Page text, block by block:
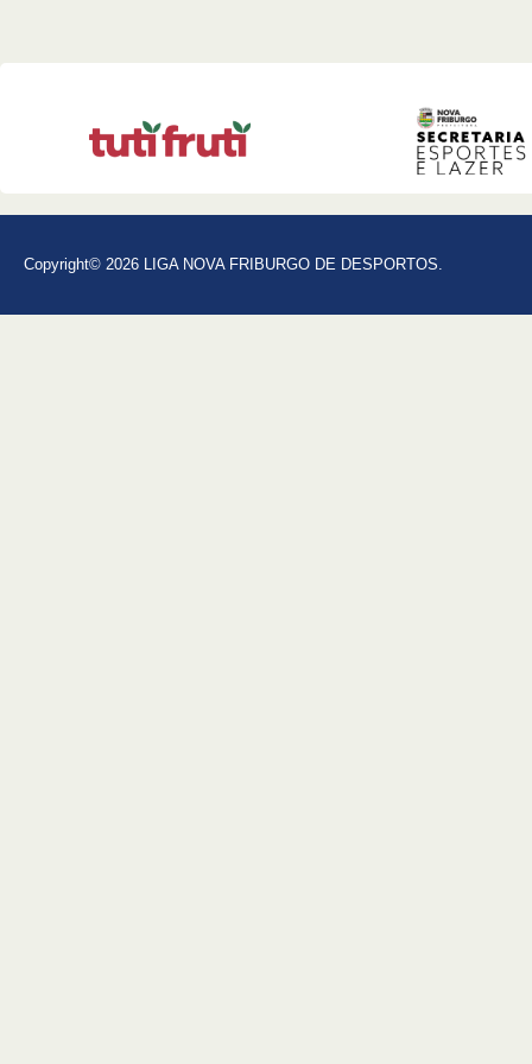
Copyright© 2026 LIGA NOVA FRIBURGO DE DESPORTOS.